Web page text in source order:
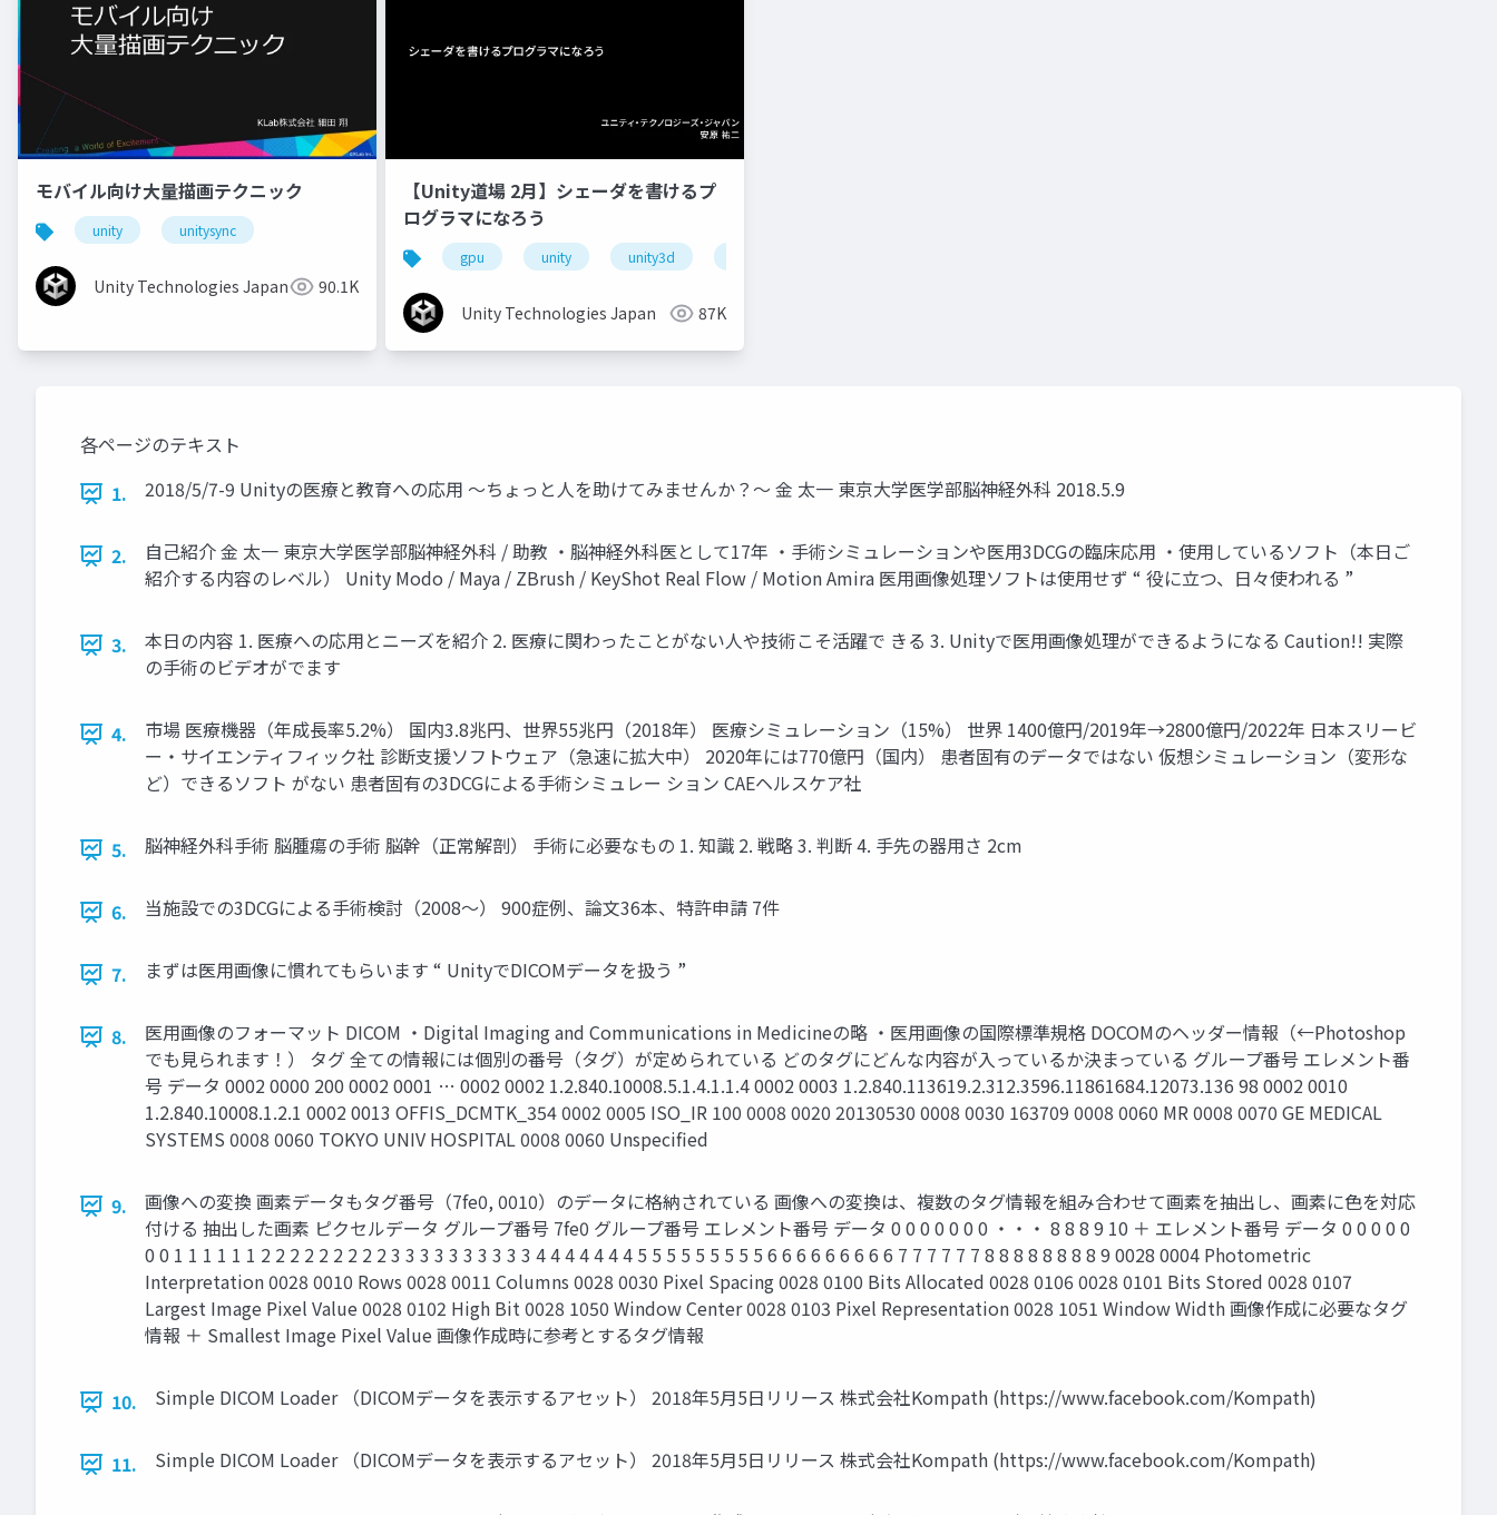
モバイル向け大量描画テクニック
unity unitysync
Unity Technologies Japan 90.1K
【Unity道場 2月】シェーダを書けるプ
ログラマになろう
gpu unity unity3d
Unity Technologies Japan 87K
各ページのテキスト
1.
2018/5/7-9 Unityの医療と教育への応用 〜ちょっと人を助けてみませんか？〜 金 太一 東京大学医学部脳神経外科 2018.5.9
2.
自己紹介 金 太一 東京大学医学部脳神経外科 / 助教 ・脳神経外科医として17年 ・手術シミュレーションや医用3DCGの臨床応用 ・使用しているソフト（本日ご
紹介する内容のレベル） Unity Modo / Maya / ZBrush / KeyShot Real Flow / Motion Amira 医用画像処理ソフトは使用せず “ 役に立つ、日々使われる ”
3.
本日の内容 1. 医療への応用とニーズを紹介 2. 医療に関わったことがない人や技術こそ活躍で きる 3. Unityで医用画像処理ができるようになる Caution!! 実際
の手術のビデオがでます
4.
市場 医療機器（年成長率5.2%） 国内3.8兆円、世界55兆円（2018年） 医療シミュレーション（15%） 世界 1400億円/2019年→2800億円/2022年 日本スリービ
ー・サイエンティフィック社 診断支援ソフトウェア（急速に拡大中） 2020年には770億円（国内） 患者固有のデータではない 仮想シミュレーション（変形な
ど）できるソフト がない 患者固有の3DCGによる手術シミュレー ション CAEヘルスケア社
5. 脳神経外科手術 脳腫瘍の手術 脳幹（正常解剖） 手術に必要なもの 1. 知識 2. 戦略 3. 判断 4. 手先の器用さ 2cm
6. 当施設での3DCGによる手術検討（2008〜） 900症例、論文36本、特許申請 7件
7. まずは医用画像に慣れてもらいます “ UnityでDICOMデータを扱う ”
8.
医用画像のフォーマット DICOM ・Digital Imaging and Communications in Medicineの略 ・医用画像の国際標準規格 DOCOMのヘッダー情報（←Photoshop
でも見られます！） タグ 全ての情報には個別の番号（タグ）が定められている どのタグにどんな内容が入っているか決まっている グループ番号 エレメント番
号 データ 0002 0000 200 0002 0001 … 0002 0002 1.2.840.10008.5.1.4.1.1.4 0002 0003 1.2.840.113619.2.312.3596.11861684.12073.136 98 0002 0010
1.2.840.10008.1.2.1 0002 0013 OFFIS_DCMTK_354 0002 0005 ISO_IR 100 0008 0020 20130530 0008 0030 163709 0008 0060 MR 0008 0070 GE MEDICAL
SYSTEMS 0008 0060 TOKYO UNIV HOSPITAL 0008 0060 Unspecified
9.
画像への変換 画素データもタグ番号（7fe0, 0010）のデータに格納されている 画像への変換は、複数のタグ情報を組み合わせて画素を抽出し、画素に色を対応
付ける 抽出した画素 ピクセルデータ グループ番号 7fe0 グループ番号 エレメント番号 データ 0 0 0 0 0 0 0 ・・・ 8 8 8 9 10 ＋ エレメント番号 データ 0 0 0 0 0
0 0 1 1 1 1 1 1 2 2 2 2 2 2 2 2 2 3 3 3 3 3 3 3 3 3 3 4 4 4 4 4 4 4 5 5 5 5 5 5 5 5 5 6 6 6 6 6 6 6 6 6 7 7 7 7 7 7 8 8 8 8 8 8 8 8 9 0028 0004 Photometric
Interpretation 0028 0010 Rows 0028 0011 Columns 0028 0030 Pixel Spacing 0028 0100 Bits Allocated 0028 0106 0028 0101 Bits Stored 0028 0107
Largest Image Pixel Value 0028 0102 High Bit 0028 1050 Window Center 0028 0103 Pixel Representation 0028 1051 Window Width 画像作成に必要なタグ
情報 ＋ Smallest Image Pixel Value 画像作成時に参考とするタグ情報
10. Simple DICOM Loader （DICOMデータを表示するアセット） 2018年5月5日リリース 株式会社Kompath (https://www.facebook.com/Kompath)
11. Simple DICOM Loader （DICOMデータを表示するアセット） 2018年5月5日リリース 株式会社Kompath (https://www.facebook.com/Kompath)